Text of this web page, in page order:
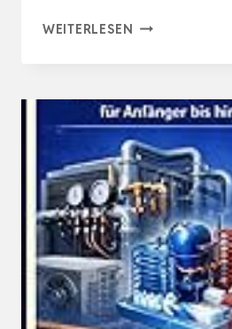
WEITERLESEN HANDBUCH
(SET):
SET
BESTEHEND
AUS:
BAND
1:
GRUNDLAGEN,
BAND
2: